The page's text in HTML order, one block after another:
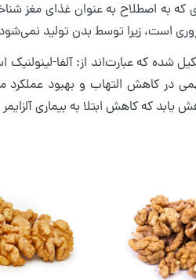
است، زیرا توسط بدن تولید
یابد که کاهش ابتلا به بیماری